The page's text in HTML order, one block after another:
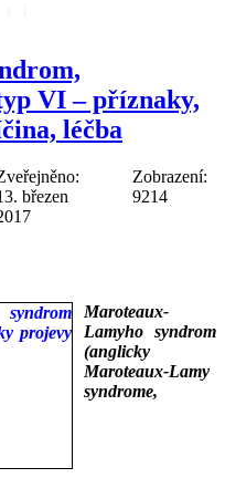
VI – příznaky,
léčba
březen
Zobrazení:
9214
Maroteaux-
Lamyho syndrom
(anglicky
Maroteaux-Lamy
syndrome,